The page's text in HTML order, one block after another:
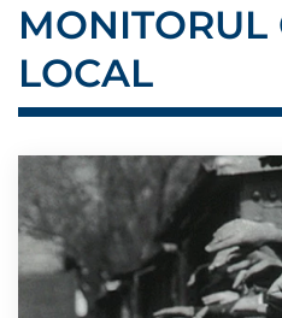
MONITORUL
LOCAL